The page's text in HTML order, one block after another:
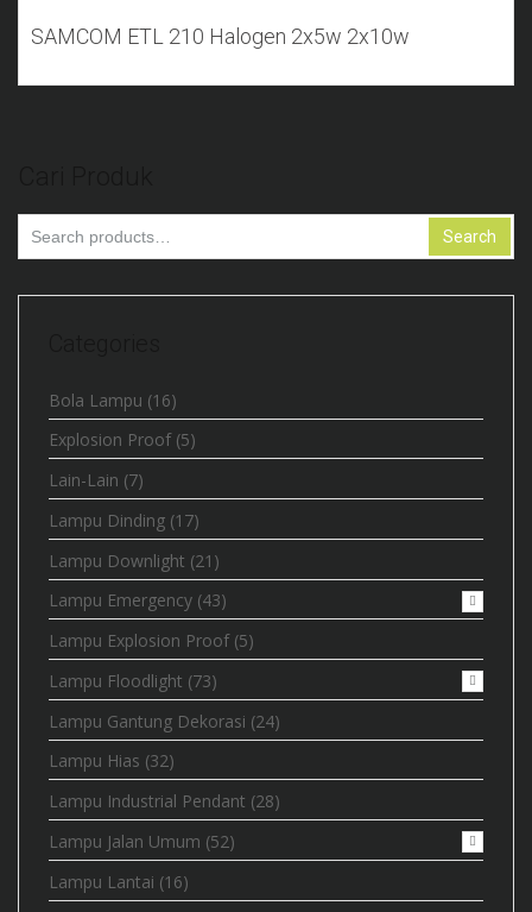
SAMCOM ETL 210 Halogen 2x5w 2x10w
for:
Search
Bola Lampu (16)
Explosion Proof (5)
Lain-Lain (7)
Lampu Dinding (17)
Lampu Downlight (21)
Lampu Emergency (43)
Lampu Explosion Proof (5)
Lampu Floodlight (73)
Lampu Gantung Dekorasi (24)
Lampu Hias (32)
Lampu Industrial Pendant (28)
Lampu Jalan Umum (52)
Lampu Lantai (16)